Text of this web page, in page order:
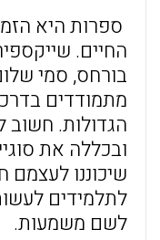
ספרות היא
החיים.
בורחס, סמי
מתמודדים
הגדולות. חשוב
ובכללה את
שיכוננו לעצמם
לתלמידים
לשם משמעות.